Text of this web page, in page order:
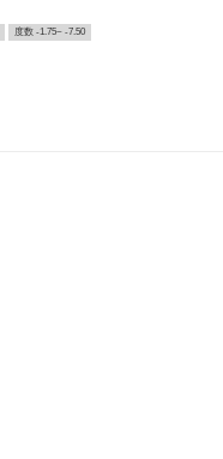
度数 -1.75~ -7.50